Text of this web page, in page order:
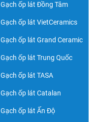
Gạch ốp lát Đồng Tâm
Gạch ốp lát VietCeramics
Gạch ốp lát Grand Ceramic
Gạch ốp lát Trung Quốc
Gạch ốp lát TASA
Gạch ốp lát Catalan
Gạch ốp lát Ấn Độ